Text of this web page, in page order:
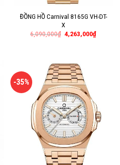
ĐỒNG HỒ Carnival 8165G VH-DT-
X
6,090,000₫ 4,263,000₫
-35%